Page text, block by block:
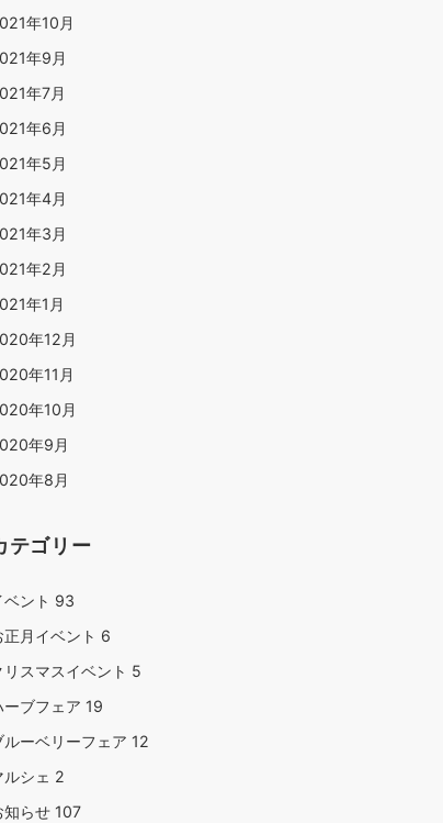
年10月
年9月
年7月
年6月
年5月
年4月
年3月
年2月
年1月
年12月
年11月
年10月
年9月
年8月
テゴリー
ベント 93
正月イベント 6
リスマスイベント 5
ーブフェア 19
ルーベリーフェア 12
ルシェ 2
知らせ 107